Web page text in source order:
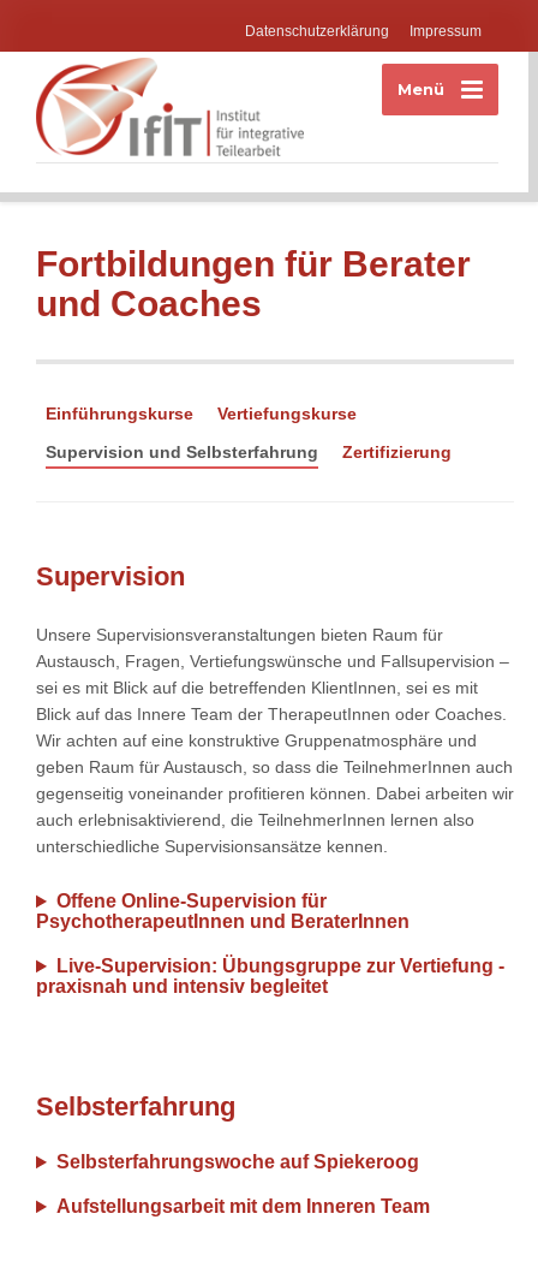
Datenschutzerklärung Impressum
Menü
Fortbildungen für Berater
und Coaches
Einführungskurse
Vertiefungskurse
Supervision und Selbsterfahrung
Zertifizierung
Supervision
Unsere Supervisionsveranstaltungen bieten Raum für
Austausch, Fragen, Vertiefungswünsche und Fallsupervision –
sei es mit Blick auf die betreffenden KlientInnen, sei es mit
Blick auf das Innere Team der TherapeutInnen oder Coaches.
Wir achten auf eine konstruktive Gruppenatmosphäre und
geben Raum für Austausch, so dass die TeilnehmerInnen auch
gegenseitig voneinander profitieren können. Dabei arbeiten wir
auch erlebnisaktivierend, die TeilnehmerInnen lernen also
unterschiedliche Supervisionsansätze kennen.
Offene Online-Supervision für
PsychotherapeutInnen und BeraterInnen
Live-Supervision: Übungsgruppe zur Vertiefung -
praxisnah und intensiv begleitet
Selbsterfahrung
Selbsterfahrungswoche auf Spiekeroog
Aufstellungsarbeit mit dem Inneren Team